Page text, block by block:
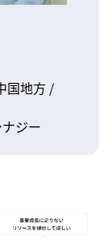
国地方 /
ジー